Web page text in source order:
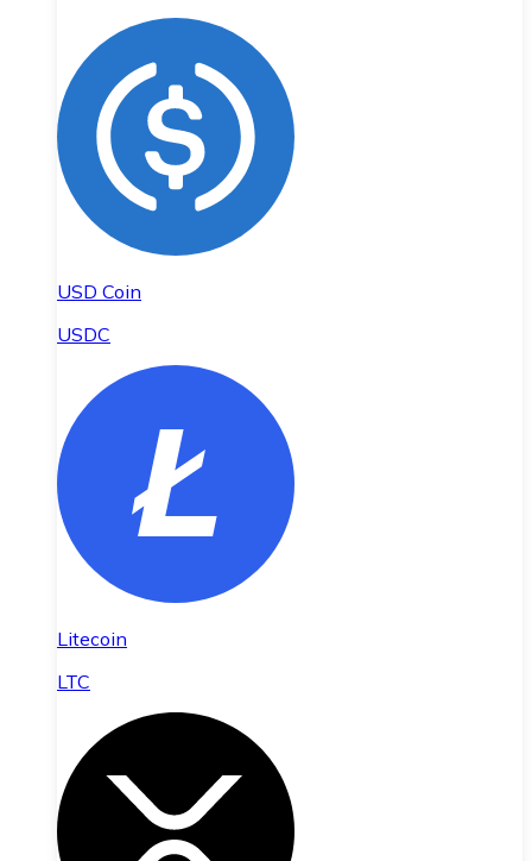
USD Coin
USDC
Litecoin
LTC